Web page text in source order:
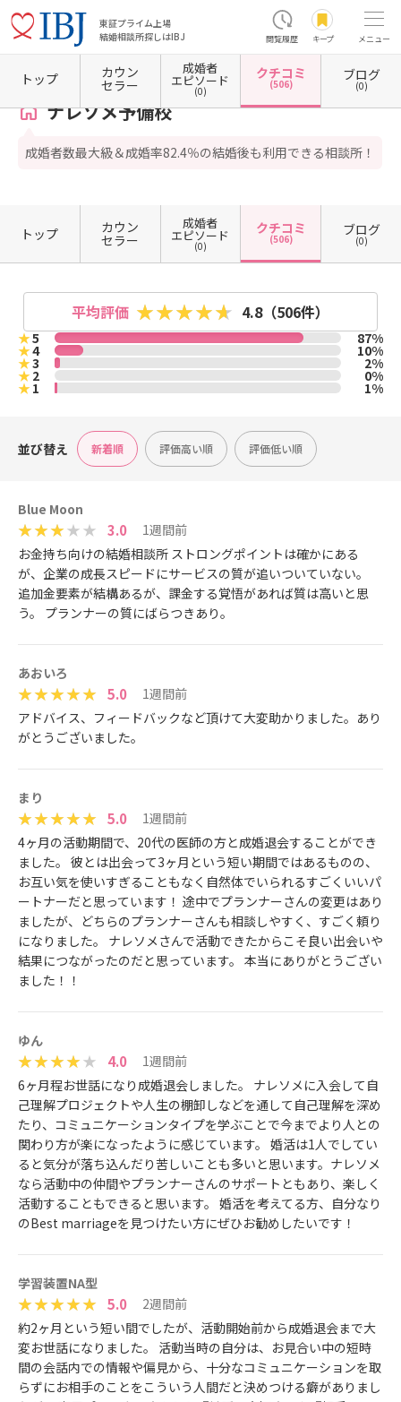
東証プライム上場
結婚相談所探しはIBJ
閲覧履歴 キープ メニュー
ホーム 東京都の結婚相談所 東京都港区 ナレソメ予備校 クチコミ一覧
ナレソメ予備校
成婚者数最大級＆成婚率82.4％の結婚後も利用できる相談所！
トップ カウン
セラー
成婚者
エピソード
(0)
クチコミ
(506)
ブログ
(0)
トップ カウン
セラー
成婚者
エピソード
(0)
クチコミ
(506)
ブログ
(0)
平均評価 4.8（506件）
★5 87%
★4 10%
★3 2%
★2 0%
★1 1%
並び替え 新着順 評価高い順 評価低い順
Blue Moon
3.0
1週間前
お金持ち向けの結婚相談所 ストロングポイントは確かにある
が、企業の成長スピードにサービスの質が追いついていない。
追加金要素が結構あるが、課金する覚悟があれば質は高いと思
う。 プランナーの質にばらつきあり。
あおいろ
5.0
1週間前
アドバイス、フィードバックなど頂けて大変助かりました。あり
がとうございました。
まり
5.0
1週間前
4ヶ月の活動期間で、20代の医師の方と成婚退会することができ
ました。 彼とは出会って3ヶ月という短い期間ではあるものの、
お互い気を使いすぎることもなく自然体でいられるすごくいいパ
ートナーだと思っています！ 途中でプランナーさんの変更はあり
ましたが、どちらのプランナーさんも相談しやすく、すごく頼り
になりました。 ナレソメさんで活動できたからこそ良い出会いや
結果につながったのだと思っています。 本当にありがとうござい
ました！！
ゆん
4.0
1週間前
6ヶ月程お世話になり成婚退会しました。 ナレソメに入会して自
己理解プロジェクトや人生の棚卸しなどを通して自己理解を深め
たり、コミュニケーションタイプを学ぶことで今までより人との
関わり方が楽になったように感じています。 婚活は1人でしてい
ると気分が落ち込んだり苦しいことも多いと思います。ナレソメ
なら活動中の仲間やプランナーさんのサポートともあり、楽しく
活動することもできると思います。 婚活を考えてる方、自分なり
のBest marriageを見つけたい方にぜひお勧めしたいです！
学習装置NA型
5.0
2週間前
約2ヶ月という短い間でしたが、活動開始前から成婚退会まで大
変お世話になりました。 活動当時の自分は、お見合い中の短時
間の会話内での情報や偏見から、十分なコミュニケーションを取
らずにお相手のことをこういう人間だと決めつける癖がありまし